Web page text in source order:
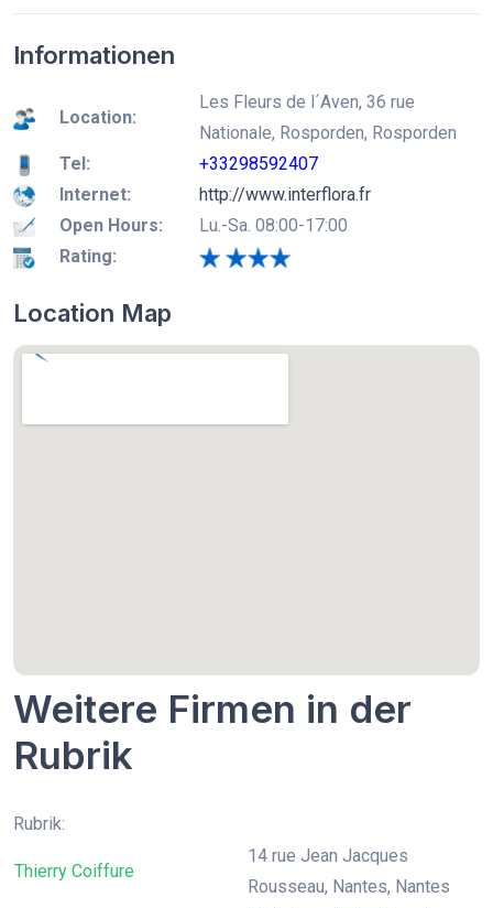
Informationen
Location:
Les Fleurs de l´Aven, 36 rue
Nationale, Rosporden, Rosporden
Tel:
+33298592407
Internet:
http://www.interflora.fr
Open Hours:
Lu.-Sa. 08:00-17:00
Rating:
Location Map
Weitere Firmen in der
Rubrik
Rubrik:
Thierry Coiffure
14 rue Jean Jacques
Rousseau, Nantes, Nantes